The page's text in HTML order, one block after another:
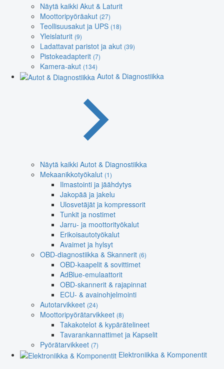
Näytä kaikki Akut & Laturit
Moottoripyöräakut (27)
Teollisuusakut ja UPS (18)
Yleislaturit (9)
Ladattavat paristot ja akut (39)
Pistokeadapterit (7)
Kamera-akut (134)
Autot & Diagnostiikka
Näytä kaikki Autot & Diagnostiikka
Mekaanikkotyökalut (1)
Ilmastointi ja jäähdytys
Jakopää ja jakelu
Ulosvetäjät ja kompressorit
Tunkit ja nostimet
Jarru- ja moottorityökalut
Erikoisautotyökalut
Avaimet ja hylsyt
OBD-diagnostiikka & Skannerit (6)
OBD-kaapelit & sovittimet
AdBlue-emulaattorit
OBD-skannerit & rajapinnat
ECU- & avainohjelmointi
Autotarvikkeet (24)
Moottoripyörätarvikkeet (8)
Takakotelot & kypärätelineet
Tavarankannattimet ja Kapselit
Pyörätarvikkeet (7)
Elektroniikka & Komponentit